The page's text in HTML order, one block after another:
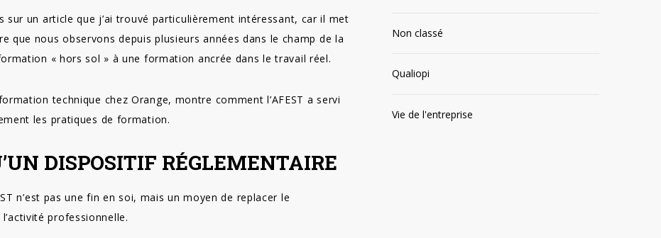
un article que j’ai trouvé particulièrement intéressant, car il met
que nous observons depuis plusieurs années dans le champ de la
« hors sol » à une formation ancrée dans le travail réel.
technique chez Orange, montre comment l’AFEST a servi
les pratiques de formation.
DISPOSITIF RÉGLEMENTAIRE
n’est pas une fin en soi, mais un moyen de replacer le
professionnelle.
Non classé
Qualiopi
Vie de l'entreprise